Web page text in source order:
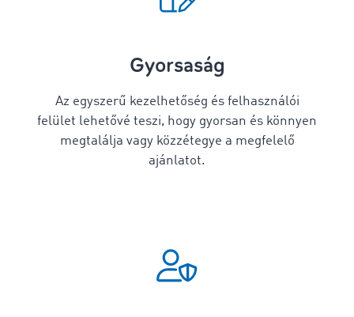
Gyorsaság
Az egyszerű kezelhetőség és felhasználói
felület lehetővé teszi, hogy gyorsan és könnyen
megtalálja vagy közzétegye a megfelelő
ajánlatot.